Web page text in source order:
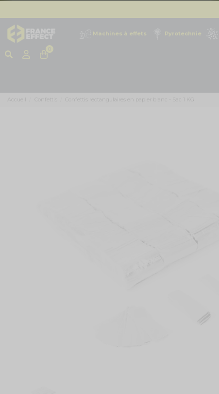
Machines à effets Pyrotechnie
Accueil Confettis Confettis rectangulaires en papier blanc - Sac 1 KG